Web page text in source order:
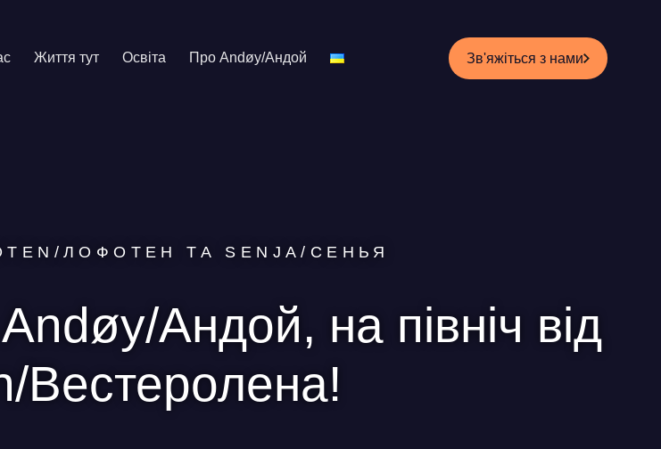
Життя тут Освіта Про Andøy/Андой Зв'яжіться з нами
ЛОФОТЕН ТА SENJA/СЕНЬЯ
Андой, на північ від
Вестеролена!